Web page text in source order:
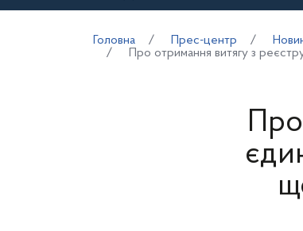
Головна Прес-центр
Про отримання витягу з
Про